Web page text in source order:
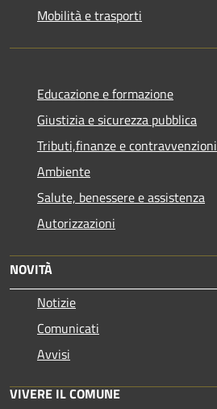
Mobilità e trasporti
Educazione e formazione
Giustizia e sicurezza pubblica
Tributi,finanze e contravvenzioni
Ambiente
Salute, benessere e assistenza
Autorizzazioni
NOVITÀ
Notizie
Comunicati
Avvisi
VIVERE IL COMUNE